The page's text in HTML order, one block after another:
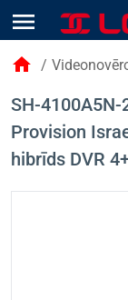
menu
home /
SH-
Provision
hibrīds DVR